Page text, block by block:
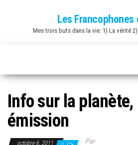
Les Francophones
Mes trois buts dans la vie: 1) La vérité
Info sur la
émission
octobre 6, 2011 Par